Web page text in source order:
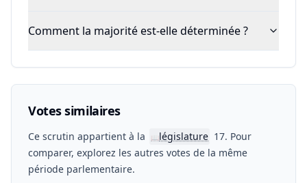
Comment la majorité est-elle déterminée ?
Votes similaires
Ce scrutin appartient à la 📖législature 17. Pour
comparer, explorez les autres votes de la même
période parlementaire.